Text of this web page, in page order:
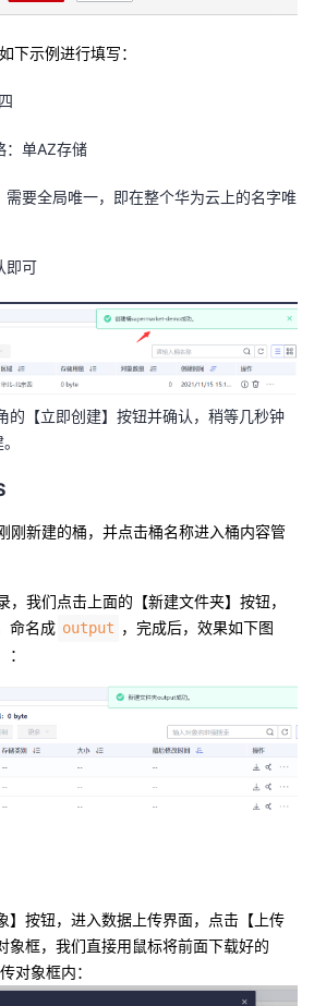
下示例进行填写：
：单AZ存储
需要全局唯一，即在整个华为云上的名字唯
即可
的【立即创建】按钮并确认，稍等几秒钟
刚新建的桶，并点击桶名称进入桶内容管
，我们点击上面的【新建文件夹】按钮，
命名成 output ，完成后，效果如下图
：
】按钮，进入数据上传界面，点击【上传
框， 我们直接用鼠标将前面下载好的
对象框内：